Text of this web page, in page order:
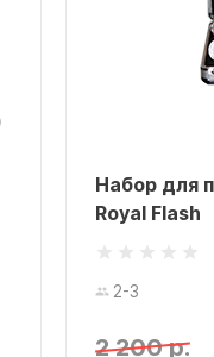
Набор для
Royal Flash
2-3
2 200 р.